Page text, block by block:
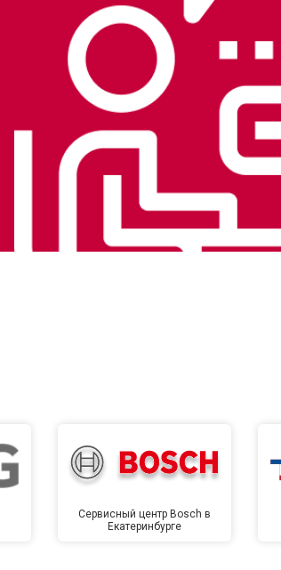
Сервисный центр Bosch в
Екатеринбурге